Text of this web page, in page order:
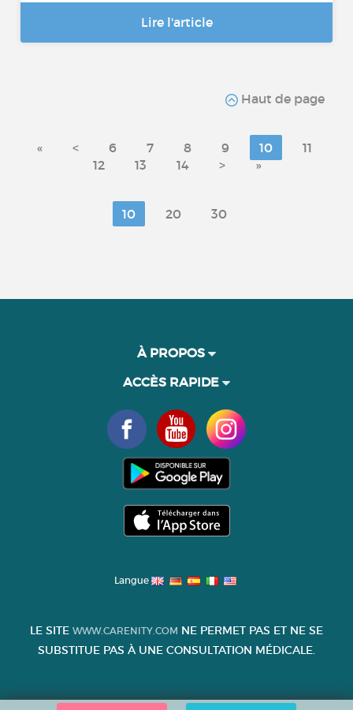
Lire l'article
Haut de page
« < 6 7 8 9 10
11
12
13 14 > »
10 20 30
À PROPOS
ACCÈS RAPIDE
Langue
LE SITE WWW.CARENITY.COM NE PERMET PAS ET NE SE
SUBSTITUE PAS À UNE CONSULTATION MÉDICALE.